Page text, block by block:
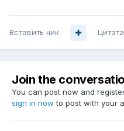
Вставить ник Цитата
Join the
You can post now and
sign in now to post with your